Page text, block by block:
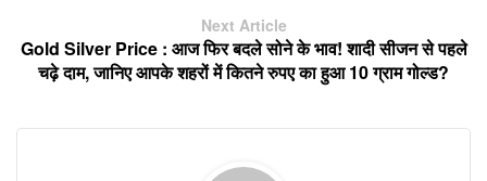
Next Article
Gold Silver Price : आज फिर बदले सोने के भाव! शादी सीजन से पहले
चढ़े दाम, जानिए आपके शहरों में कितने रुपए का हुआ 10 ग्राम गोल्ड?